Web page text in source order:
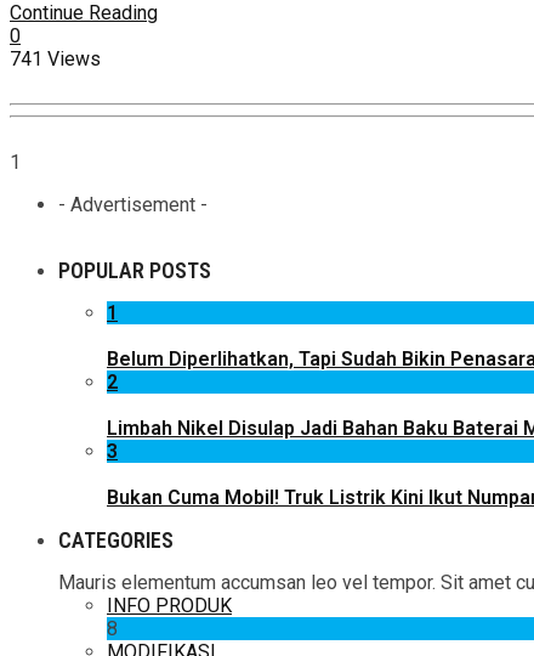
Continue Reading
0
741 Views
1
- Advertisement -
POPULAR POSTS
1
Belum Diperlihatkan, Tapi Sudah Bikin
2
Limbah Nikel Disulap Jadi Bahan Baku
3
Bukan Cuma Mobil! Truk Listrik Kini Ikut
CATEGORIES
Mauris elementum accumsan leo vel tempor. Sit amet
INFO PRODUK
8